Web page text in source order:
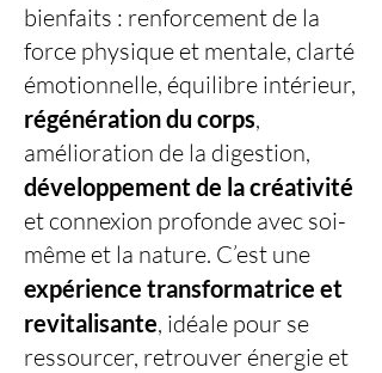
bienfaits : renforcement de la
force physique et mentale, clarté
émotionnelle, équilibre intérieur,
régénération du corps,
amélioration de la digestion,
développement de la créativité
et connexion profonde avec soi-
même et la nature. C’est une
expérience transformatrice et
revitalisante, idéale pour se
ressourcer, retrouver énergie et